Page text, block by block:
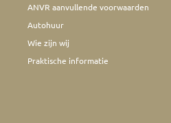
ANVR aanvullende voorwaarden
Autohuur
Wie zijn wij
Praktische informatie